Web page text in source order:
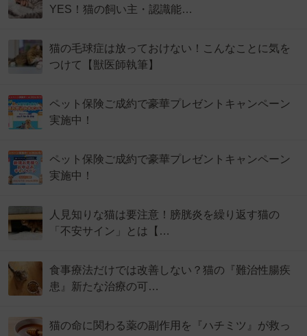
YES！猫の飼い主・認識能…
猫の毛球症は放っておけない！こんなことに気を
つけて【獣医師執筆】
ペット保険ご成約で豪華プレゼントキャンペーン
実施中！
ペット保険ご成約で豪華プレゼントキャンペーン
実施中！
人見知りな猫は要注意！膀胱炎を繰り返す猫の
「不安サイン」とは【…
食事療法だけでは改善しない？猫の『難治性腸疾
患』新たな治療の可…
猫の命に関わる薬の副作用を『ハチミツ』が救っ